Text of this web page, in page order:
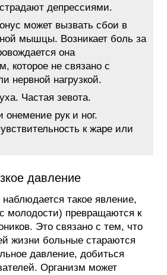
депрессиями.
может вызвать сбои в
мышцы. Возникает боль за
она
которое не связано с
нервной нагрузкой.
Частая зевота.
онемение рук и ног.
к жаре или
давление
такое явление,
молодости) превращаются к
Это связано с тем, что
жизни больные стараются
давление, добиться
Организм может